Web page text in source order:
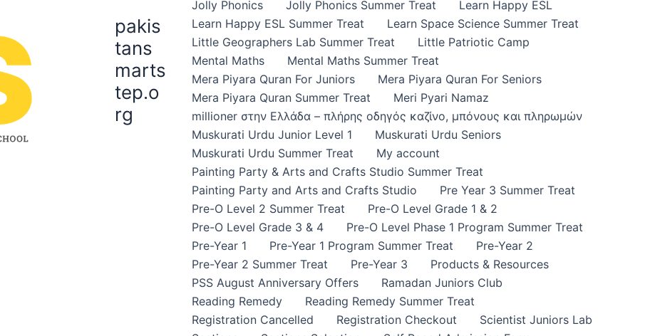
pakis
tans
marts
tep.o
rg
Jolly Phonics
Jolly Phonics Summer Treat
Learn Happy ESL
Learn Happy ESL Summer Treat
Learn Space Science Summer Treat
Little Geographers Lab Summer Treat
Little Patriotic Camp
Mental Maths
Mental Maths Summer Treat
Mera Piyara Quran For Juniors
Mera Piyara Quran For Seniors
Mera Piyara Quran Summer Treat
Meri Pyari Namaz
millioner στην Ελλάδα – πλήρης οδηγός καζίνο, μπόνους και πληρωμών
Muskurati Urdu Junior Level 1
Muskurati Urdu Seniors
Muskurati Urdu Summer Treat
My account
Painting Party & Arts and Crafts Studio Summer Treat
Painting Party and Arts and Crafts Studio
Pre Year 3 Summer Treat
Pre-O Level 2 Summer Treat
Pre-O Level Grade 1 & 2
Pre-O Level Grade 3 & 4
Pre-O Level Phase 1 Program Summer Treat
Pre-Year 1
Pre-Year 1 Program Summer Treat
Pre-Year 2
Pre-Year 2 Summer Treat
Pre-Year 3
Products & Resources
PSS August Anniversary Offers
Ramadan Juniors Club
Reading Remedy
Reading Remedy Summer Treat
Registration Cancelled
Registration Checkout
Scientist Juniors Lab